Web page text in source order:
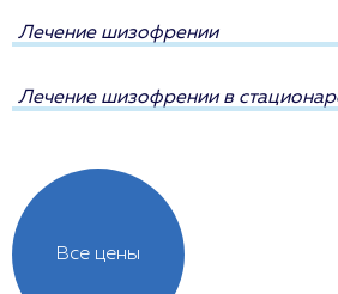
Все цены
Лечение шизофрении
Лечение шизофрении в